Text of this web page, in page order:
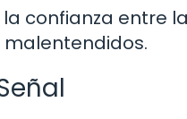
confianza entre